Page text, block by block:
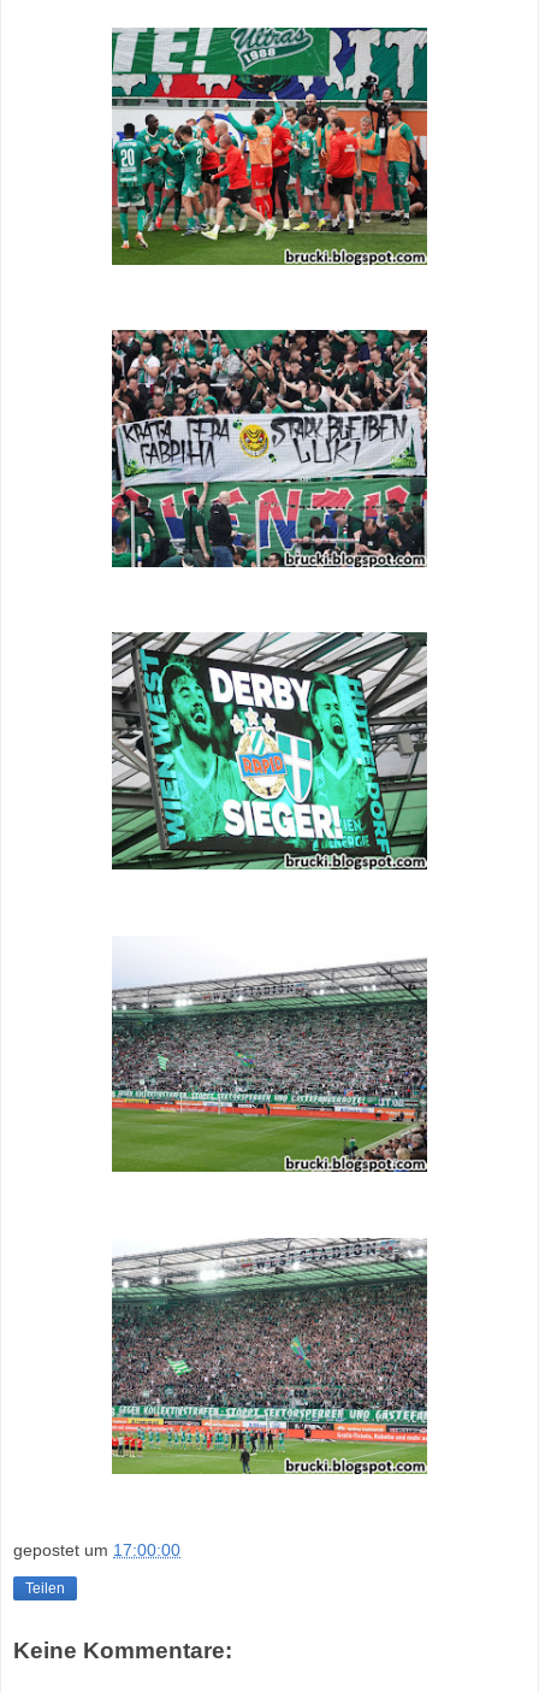
gepostet um 17:00:00
Teilen
Keine Kommentare: